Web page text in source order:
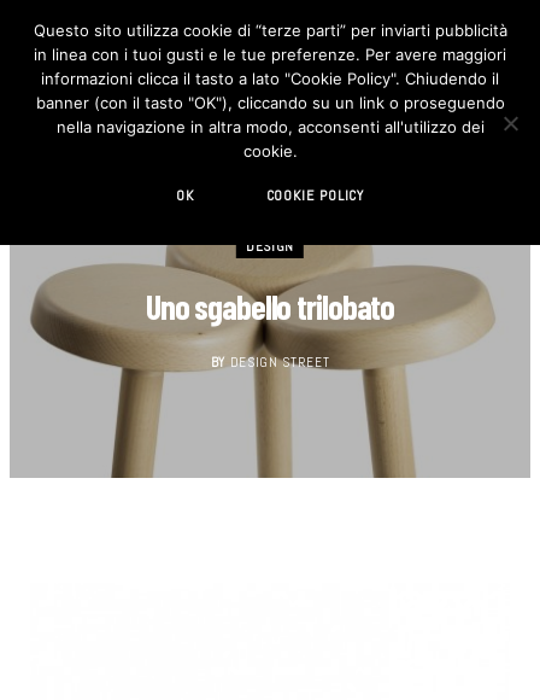
F
c
e
b
o
I
n
s
t
DESIGN
Uno sgabello trilobato
BY DESIGN STREET
Questo sito utilizza cookie di “terze parti” per inviarti pubblicità
in linea con i tuoi gusti e le tue preferenze. Per avere maggiori
informazioni clicca il tasto a lato "Cookie Policy". Chiudendo il
banner (con il tasto "OK"), cliccando su un link o proseguendo
nella navigazione in altra modo, acconsenti all'utilizzo dei
cookie.
OK COOKIE POLICY